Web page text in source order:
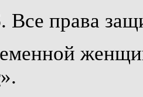
Все права
».